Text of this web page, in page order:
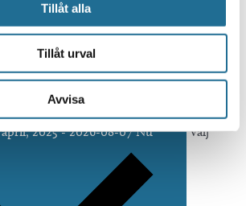
Tillåt alla
Tillåt urval
Avvisa
2025-2026-08-07Nu Välj